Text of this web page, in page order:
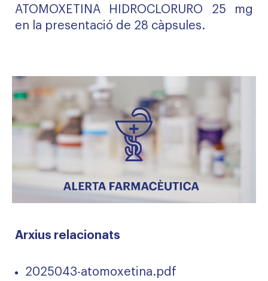
Arxius relacionats
2025043-atomoxetina.pdf
ATOMOXETINA HIDROCLORURO 25 mg
en la presentació de 28 càpsules.